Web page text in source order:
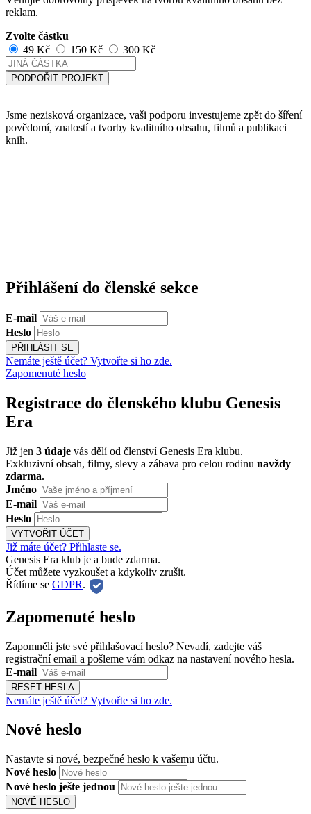
reklam.
Zvolte částku
49 Kč
150 Kč 300 Kč
PODPOŘIT PROJEKT
Jsme nezisková organizace, vaši podporu investujeme zpět do šíření
povědomí, znalostí a tvorby kvalitního obsahu, filmů a publikaci
knih.
Přihlášení do členské sekce
E-mail
Heslo
PŘIHLÁSIT SE
Nemáte ještě účet? Vytvořte si ho zde.
Zapomenuté heslo
Registrace do členského klubu Genesis
Era
Již jen 3 údaje vás dělí od členství Genesis Era klubu.
Exkluzivní obsah, filmy, slevy a zábava pro celou rodinu navždy
zdarma.
Jméno
E-mail
Heslo
VYTVOŘIT ÚČET
Již máte účet? Přihlaste se.
Genesis Era klub je a bude zdarma.
Účet můžete vyzkoušet a kdykoliv zrušit.
Řídíme se GDPR.
Zapomenuté heslo
Zapomněli jste své přihlašovací heslo? Nevadí, zadejte váš
registrační email a pošleme vám odkaz na nastavení nového hesla.
E-mail
RESET HESLA
Nemáte ještě účet? Vytvořte si ho zde.
Nové heslo
Nastavte si nové, bezpečné heslo k vašemu účtu.
Nové heslo
Nové heslo ješte jednou
NOVÉ HESLO